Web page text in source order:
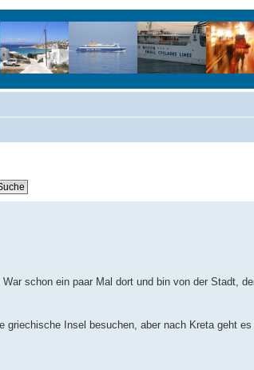
schon ein paar Mal dort und bin von der Stadt,
griechische Insel besuchen, aber nach Kreta geht